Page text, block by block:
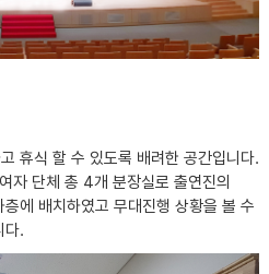
휴식 할 수 있도록 배려한 공간입니다.
자 단체 총 4개 분장실로 출연진의
에 배치하였고 무대진행 상황을 볼 수
다.